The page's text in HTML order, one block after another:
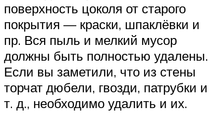
поверхность цоколя от старого
покрытия — краски, шпаклёвки и
пр. Вся пыль и мелкий мусор
должны быть полностью удалены.
Если вы заметили, что из стены
торчат дюбели, гвозди, патрубки и
т. д., необходимо удалить и их.